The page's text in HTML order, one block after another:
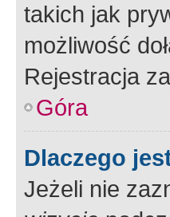
takich jak
możliwość
Rejestracja
Góra
Dlaczego
Jeżeli nie